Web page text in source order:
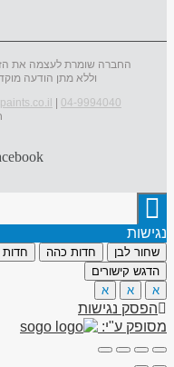
החברה שומרת לעצמה את
וללא מתן הודעה
04-9994040
נגישות
שחור לבן חדות כהה חדות
הדגש קישורים
א
א א
הפסק נגישות
מסופק ע"י: